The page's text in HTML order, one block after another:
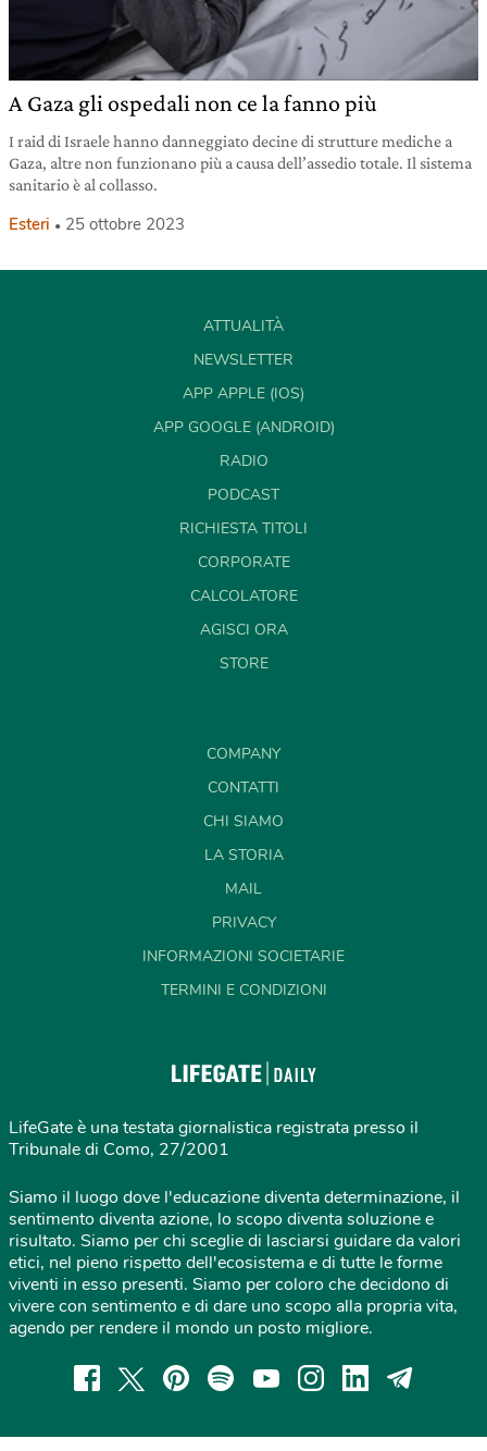
A Gaza gli ospedali non ce la fanno più
I raid di Israele hanno danneggiato decine di strutture mediche a
Gaza, altre non funzionano più a causa dell’assedio totale. Il sistema
sanitario è al collasso.
Esteri 25 ottobre 2023
ATTUALITÀ
NEWSLETTER
APP APPLE (IOS)
APP GOOGLE (ANDROID)
RADIO
PODCAST
RICHIESTA TITOLI
CORPORATE
CALCOLATORE
AGISCI ORA
STORE
COMPANY
CONTATTI
CHI SIAMO
LA STORIA
MAIL
PRIVACY
INFORMAZIONI SOCIETARIE
TERMINI E CONDIZIONI
LifeGate è una testata giornalistica registrata presso il
Tribunale di Como, 27/2001
Siamo il luogo dove l'educazione diventa determinazione, il
sentimento diventa azione, lo scopo diventa soluzione e
risultato. Siamo per chi sceglie di lasciarsi guidare da valori
etici, nel pieno rispetto dell'ecosistema e di tutte le forme
viventi in esso presenti. Siamo per coloro che decidono di
vivere con sentimento e di dare uno scopo alla propria vita,
agendo per rendere il mondo un posto migliore.